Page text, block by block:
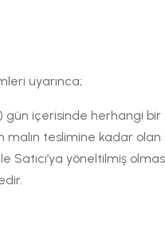
uyarınca;
gün içerisinde herhangi
teslimine kadar olan
Satıcı’ya yöneltilmiş